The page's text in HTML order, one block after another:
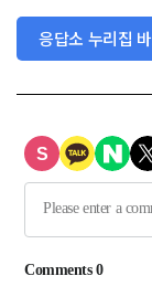
응답소 누리집